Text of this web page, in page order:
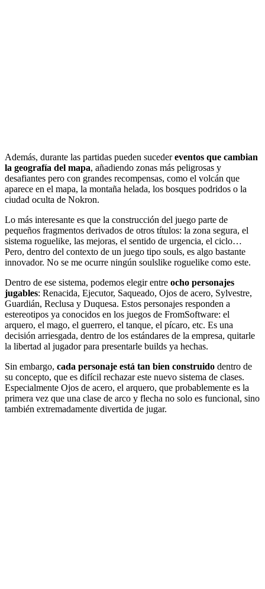
Además, durante las partidas pueden sucedereventos que cambian
la geografía del mapa, añadiendo zonas más peligrosas y
desafiantes pero con grandes recompensas, como el volcán que
aparece en el mapa, la montaña helada, los bosques podridos o la
ciudad oculta de Nokron.
Lo más interesante es que la construcción del juego parte de
pequeños fragmentos derivados de otros títulos: la zona segura, el
sistema roguelike, las mejoras, el sentido de urgencia, el ciclo…
Pero, dentro del contexto de un juego tipo souls, es algo bastante
innovador. No se me ocurre ningún soulslike roguelike como este.
Dentro de ese sistema, podemos elegir entre ocho personajes
jugables: Renacida, Ejecutor, Saqueado, Ojos de acero, Sylvestre,
Guardián, Reclusa y Duquesa. Estos personajes responden a
estereotipos ya conocidos en los juegos de FromSoftware: el
arquero, el mago, el guerrero, el tanque, el pícaro, etc. Es una
decisión arriesgada, dentro de los estándares de la empresa, quitarle
la libertad al jugador para presentarle builds ya hechas.
Sin embargo, cada personaje está tan bien construido dentro de
su concepto, que es difícil rechazar este nuevo sistema de clases.
Especialmente Ojos de acero, el arquero, que probablemente es la
primera vez que una clase de arco y flecha no solo es funcional, sino
también extremadamente divertida de jugar.